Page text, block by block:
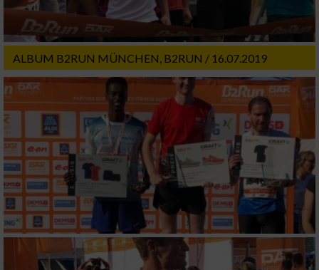
ALBUM B2RUN MÜNCHEN, B2RUN / 16.07.2019
Nicht-IAB-Verarbeitungszwecke:
Notwendig
Performance
Funktional
Werbung